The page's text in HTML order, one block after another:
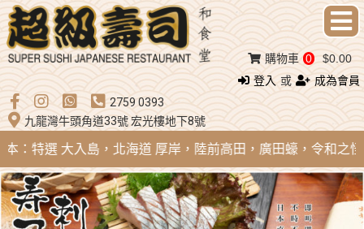
登入 或
成為會員
2759 0393
九龍灣牛頭角道33號 宏光樓地下8號
購物車 0 $0.00
：特選 大入島，北海道 厚岸，陸前高田，廣田蠔，令和之